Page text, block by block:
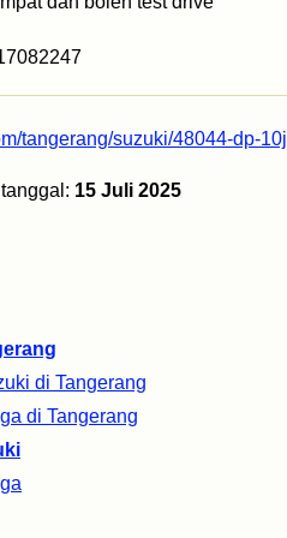
di Tangerang
di Tangerang
tangerang/suzuki/48044-dp-
15 Juli 2025